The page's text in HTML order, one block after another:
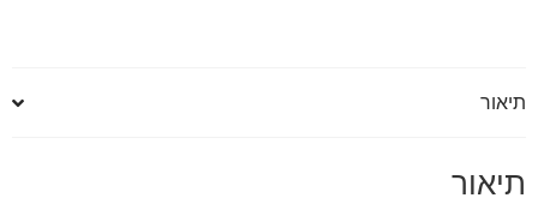
תיאור
תיאור